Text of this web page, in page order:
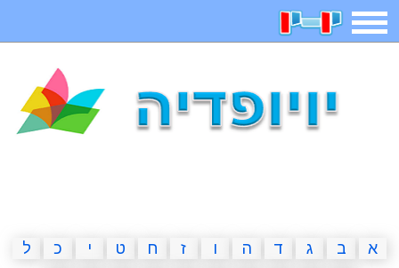
תפריט
א ב ג ד ה ו ז ח ט י כ
ל